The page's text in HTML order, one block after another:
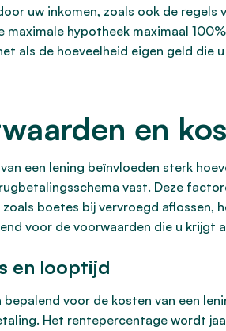
uw inkomen, zoals ook de regels
maximale hypotheek maximaal
als de hoeveelheid eigen geld
en
een lening beïnvloeden sterk
vast. Deze
boetes bij vervroegd aflossen,
voor de voorwaarden die u
en looptijd
bepalend voor de kosten van een
Het rentepercentage wordt